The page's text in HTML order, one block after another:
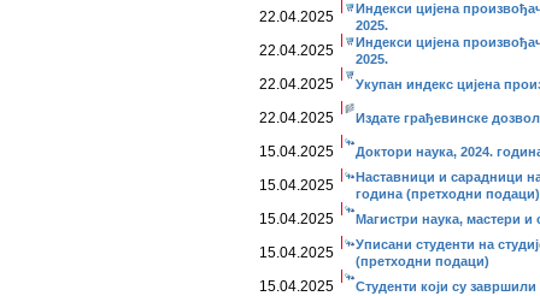
22.04.2025
Индекси цијена
2025.
22.04.2025
Индекси цијена
2025.
22.04.2025 Укупан индекс цијена
22.04.2025 Издате грађевинске
15.04.2025 Доктори наука, 2024.
15.04.2025
Наставници и сарадници
година (претходни подаци)
15.04.2025 Магистри наука, мастери и
15.04.2025
Уписани студенти на
(претходни подаци)
15.04.2025 Студенти који су